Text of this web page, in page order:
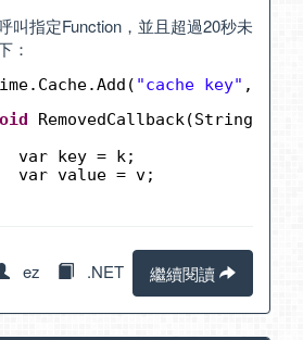
叫指定Function，並且超過20秒未
：
"cache key" ,
RemovedCallback(String k,
var key = k;
var value = v;
ez .NET 繼續閱讀